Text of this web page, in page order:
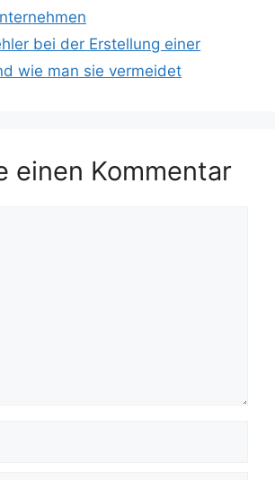
bei der Erstellung einer
wie man sie vermeidet
einen Kommentar